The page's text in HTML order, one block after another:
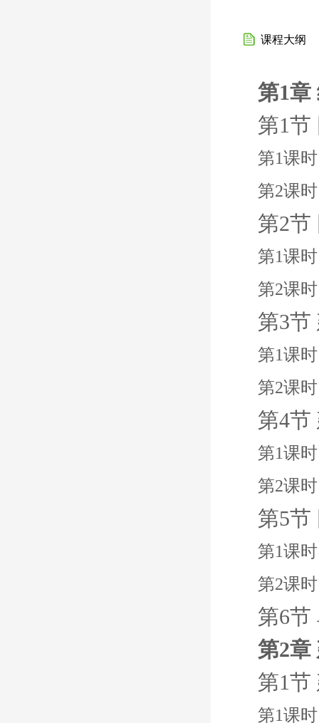
课程大纲
第1章
第1节
第1课
第2课
第2节
第1课
第2课
第3节
第1课
第2课
第4节
第1课
第2课
第5节
第1课
第2课
第6节
第2章
第1
第1课